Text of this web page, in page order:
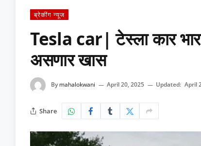
ब्रेकींग न्यूज
Tesla car| टेस्ला कार
असणार खास
By mahalokwani April 20, 2025 Updated: April
Share